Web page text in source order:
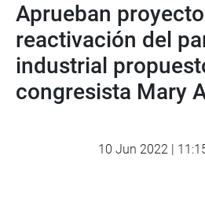
Aprueban
reactivación del
industrial
congresista Mary
10 Jun 2022 |